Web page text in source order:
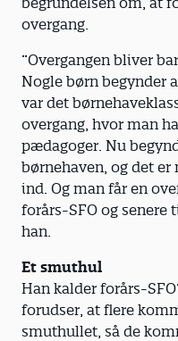
overgang.
”Overgangen bliver
Nogle børn begynder
var det
overgang, hvor man
pædagoger. Nu
børnehaven, og det
ind. Og man får en
forårs-SFO og senere
han.
Et smuthul
Han kalder forårs-
forudser, at flere
smuthullet, så de